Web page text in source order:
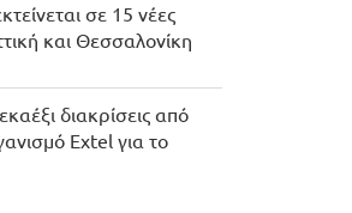
σε 15 νέες
και Θεσσαλονίκη
διακρίσεις από
Extel για το